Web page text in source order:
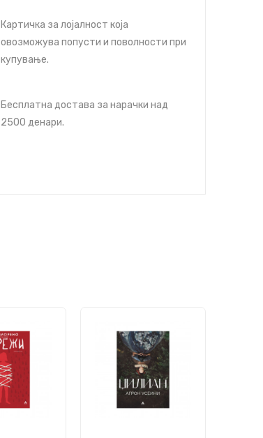
Картичка за лојалност која
овозможува попусти и поволности при
купување.
Бесплатна достава за нарачки над
2500 денари.